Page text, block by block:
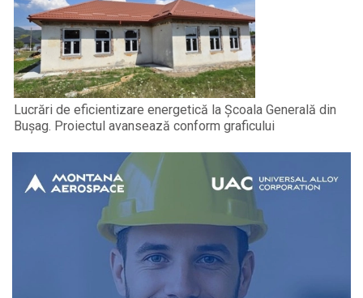
Lucrări de eficientizare energetică la Școala Generală din
Bușag. Proiectul avansează conform graficului